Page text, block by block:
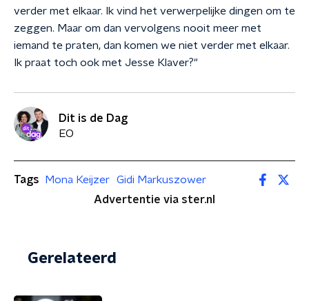
verder met elkaar. Ik vind het verwerpelijke dingen om te
zeggen. Maar om dan vervolgens nooit meer met
iemand te praten, dan komen we niet verder met elkaar.
Ik praat toch ook met Jesse Klaver?"
Dit is de Dag
EO
Tags Mona Keijzer
Gidi Markuszower
Advertentie via ster.nl
Gerelateerd